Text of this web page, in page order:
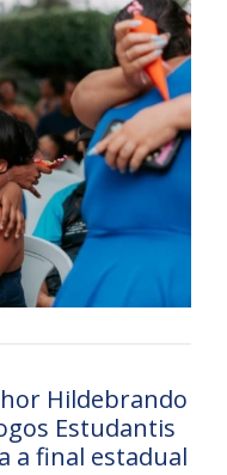
Hildebrando
Estudantis
a final estadual